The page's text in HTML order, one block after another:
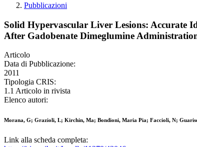
Pubblicazioni
Solid Hypervascular Liver Lesions: Accurate
After Gadobenate Dimeglumine
Articolo
Data di Pubblicazione:
2011
Tipologia CRIS:
1.1 Articolo in rivista
Elenco autori:
Morana, G; Grazioli, L; Kirchin, Ma; Bondioni, Maria Pia; Faccioli, N;
Link alla scheda completa: